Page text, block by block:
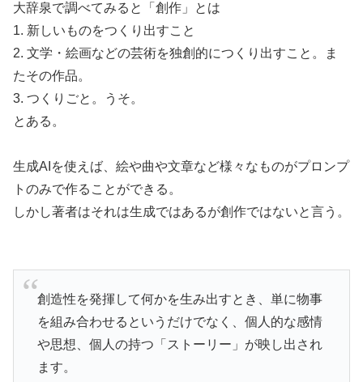
大辞泉で調べてみると「創作」とは
1. 新しいものをつくり出すこと
2. 文学・絵画などの芸術を独創的につくり出すこと。ま
たその作品。
3. つくりごと。うそ。
とある。
生成AIを使えば、絵や曲や文章など様々なものがプロンプ
トのみで作ることができる。
しかし著者はそれは生成ではあるが創作ではないと言う。
創造性を発揮して何かを生み出すとき、単に物事
を組み合わせるというだけでなく、個人的な感情
や思想、個人の持つ「ストーリー」が映し出され
ます。